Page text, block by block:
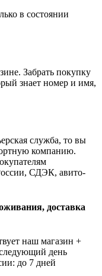
в состоянии
Забрать покупку
знает номер и имя,
служба, то вы
компанию.
СДЭК, авито-
доставка
наш магазин +
день
до 7 дней